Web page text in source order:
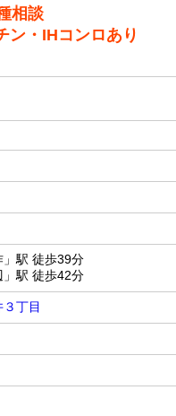
相談
ン・IHコンロあり
」駅 徒歩39分
」駅 徒歩42分
丁目